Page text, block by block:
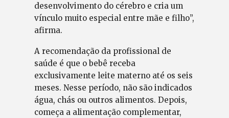
desenvolvimento do cérebro e cria um
vínculo muito especial entre mãe e filho”,
afirma.
A recomendação da profissional de
saúde é que o bebê receba
exclusivamente leite materno até os seis
meses. Nesse período, não são indicados
água, chás ou outros alimentos. Depois,
começa a alimentação complementar,